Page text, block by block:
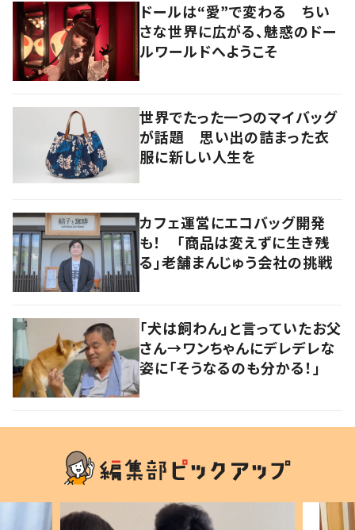
ドールは“愛”で変わる ちい
さな世界に広がる、魅惑のドー
ルワールドへようこそ
世界でたった一つのマイバッグ
が話題 思い出の詰まった衣
服に新しい人生を
カフェ運営にエコバッグ開発
も！ 「商品は変えずに生き残
る」老舗まんじゅう会社の挑戦
「犬は飼わん」と言っていたお父
さん→ワンちゃんにデレデレな
姿に「そうなるのも分かる！」